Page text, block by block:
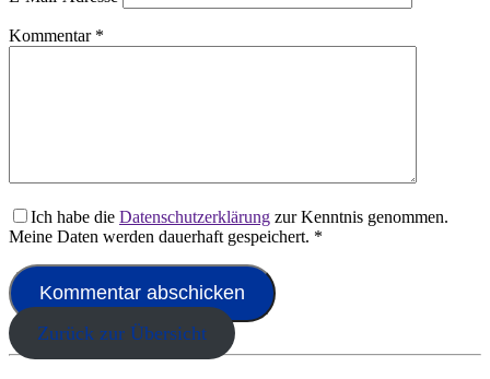
Kommentar *
Ich habe die Datenschutzerklärung zur Kenntnis genommen.
Meine Daten werden dauerhaft gespeichert. *
Zurück zur Übersicht